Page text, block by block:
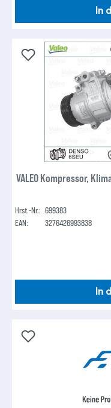
In
VALEO Kompressor,
Hrst.-Nr.: 699383
EAN:
3276426993838
In